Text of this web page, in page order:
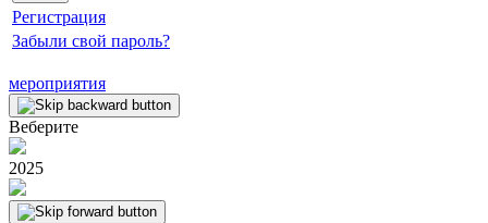
Регистрация
Забыли свой пароль?
мероприятия
Веберите
2025